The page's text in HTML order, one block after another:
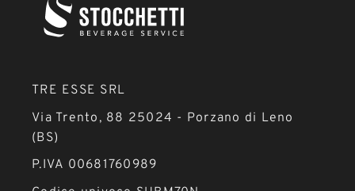
TRE ESSE SRL
Via Trento, 88 25024 - Porzano di Leno
(BS)
P.IVA 00681760989